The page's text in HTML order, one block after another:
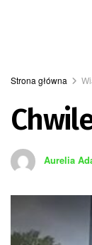
Strona główna
Aurelia